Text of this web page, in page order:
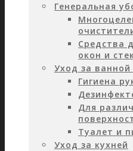
Генеральная
Средства
окон и
Уход за
Гигиена
Для
Туалет и
Уход за кухней